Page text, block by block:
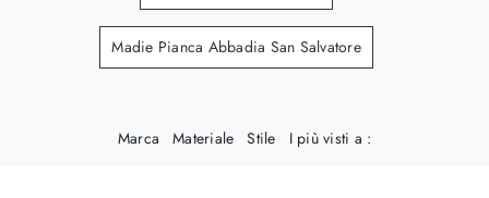
Madie Pianca Abbadia San Salvatore
Marca Materiale Stile I più visti a :